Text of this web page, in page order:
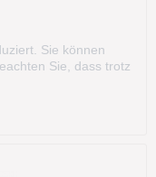
Sie können
Sie, dass trotz
technische